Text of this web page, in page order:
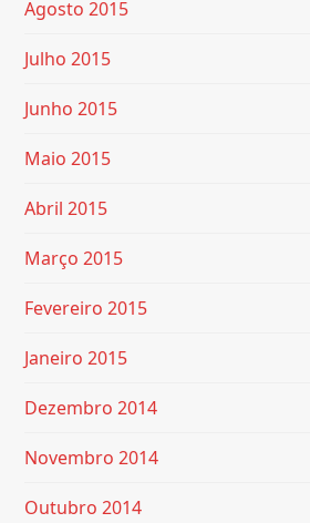
Agosto 2015
Julho 2015
Junho 2015
Maio 2015
Abril 2015
Março 2015
Fevereiro 2015
Janeiro 2015
Dezembro 2014
Novembro 2014
Outubro 2014